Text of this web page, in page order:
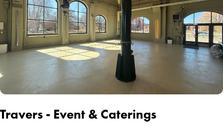
Travers - Event & Caterings